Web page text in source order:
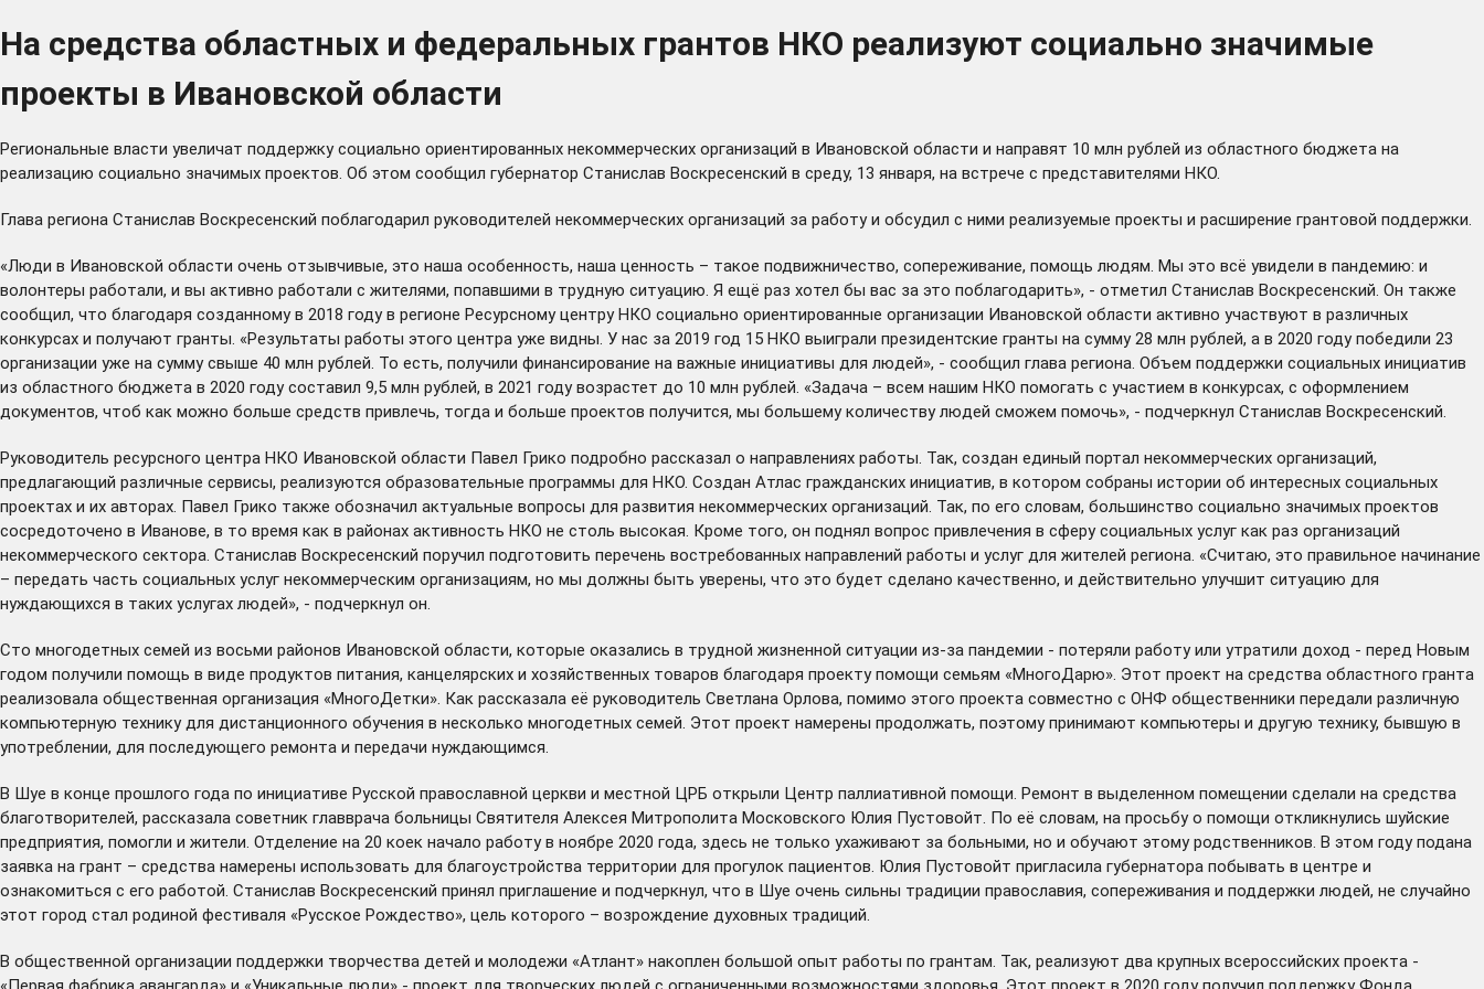
На средства областных и федеральных грантов НКО реализуют социально значимые
проекты в Ивановской области
Региональные власти увеличат поддержку социально ориентированных некоммерческих организаций в Ивановской области и направят 10 млн рублей из областного бюджета на
реализацию социально значимых проектов. Об этом сообщил губернатор Станислав Воскресенский в среду, 13 января, на встрече с представителями НКО.
Глава региона Станислав Воскресенский поблагодарил руководителей некоммерческих организаций за работу и обсудил с ними реализуемые проекты и расширение грантовой поддержки.
«Люди в Ивановской области очень отзывчивые, это наша особенность, наша ценность – такое подвижничество, сопереживание, помощь людям. Мы это всё увидели в пандемию: и
волонтеры работали, и вы активно работали с жителями, попавшими в трудную ситуацию. Я ещё раз хотел бы вас за это поблагодарить», - отметил Станислав Воскресенский. Он также
сообщил, что благодаря созданному в 2018 году в регионе Ресурсному центру НКО социально ориентированные организации Ивановской области активно участвуют в различных
конкурсах и получают гранты. «Результаты работы этого центра уже видны. У нас за 2019 год 15 НКО выиграли президентские гранты на сумму 28 млн рублей, а в 2020 году победили 23
организации уже на сумму свыше 40 млн рублей. То есть, получили финансирование на важные инициативы для людей», - сообщил глава региона. Объем поддержки социальных инициатив
из областного бюджета в 2020 году составил 9,5 млн рублей, в 2021 году возрастет до 10 млн рублей. «Задача – всем нашим НКО помогать с участием в конкурсах, с оформлением
документов, чтоб как можно больше средств привлечь, тогда и больше проектов получится, мы большему количеству людей сможем помочь», - подчеркнул Станислав Воскресенский.
Руководитель ресурсного центра НКО Ивановской области Павел Грико подробно рассказал о направлениях работы. Так, создан единый портал некоммерческих организаций,
предлагающий различные сервисы, реализуются образовательные программы для НКО. Создан Атлас гражданских инициатив, в котором собраны истории об интересных социальных
проектах и их авторах. Павел Грико также обозначил актуальные вопросы для развития некоммерческих организаций. Так, по его словам, большинство социально значимых проектов
сосредоточено в Иванове, в то время как в районах активность НКО не столь высокая. Кроме того, он поднял вопрос привлечения в сферу социальных услуг как раз организаций
некоммерческого сектора. Станислав Воскресенский поручил подготовить перечень востребованных направлений работы и услуг для жителей региона. «Считаю, это правильное начинание
– передать часть социальных услуг некоммерческим организациям, но мы должны быть уверены, что это будет сделано качественно, и действительно улучшит ситуацию для
нуждающихся в таких услугах людей», - подчеркнул он.
Сто многодетных семей из восьми районов Ивановской области, которые оказались в трудной жизненной ситуации из-за пандемии - потеряли работу или утратили доход - перед Новым
годом получили помощь в виде продуктов питания, канцелярских и хозяйственных товаров благодаря проекту помощи семьям «МногоДарю». Этот проект на средства областного гранта
реализовала общественная организация «МногоДетки». Как рассказала её руководитель Светлана Орлова, помимо этого проекта совместно с ОНФ общественники передали различную
компьютерную технику для дистанционного обучения в несколько многодетных семей. Этот проект намерены продолжать, поэтому принимают компьютеры и другую технику, бывшую в
употреблении, для последующего ремонта и передачи нуждающимся.
В Шуе в конце прошлого года по инициативе Русской православной церкви и местной ЦРБ открыли Центр паллиативной помощи. Ремонт в выделенном помещении сделали на средства
благотворителей, рассказала советник главврача больницы Святителя Алексея Митрополита Московского Юлия Пустовойт. По её словам, на просьбу о помощи откликнулись шуйские
предприятия, помогли и жители. Отделение на 20 коек начало работу в ноябре 2020 года, здесь не только ухаживают за больными, но и обучают этому родственников. В этом году подана
заявка на грант – средства намерены использовать для благоустройства территории для прогулок пациентов. Юлия Пустовойт пригласила губернатора побывать в центре и
ознакомиться с его работой. Станислав Воскресенский принял приглашение и подчеркнул, что в Шуе очень сильны традиции православия, сопереживания и поддержки людей, не случайно
этот город стал родиной фестиваля «Русское Рождество», цель которого – возрождение духовных традиций.
В общественной организации поддержки творчества детей и молодежи «Атлант» накоплен большой опыт работы по грантам. Так, реализуют два крупных всероссийских проекта -